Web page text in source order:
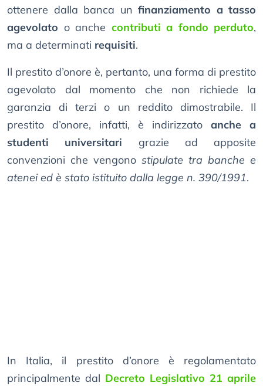
ottenere dalla banca un finanziamento a tasso
agevolato o anche contributi a fondo perduto,
ma a determinati requisiti.
Il prestito d’onore è, pertanto, una forma di prestito
agevolato dal momento che non richiede la
garanzia di terzi o un reddito dimostrabile. Il
prestito d’onore, infatti, è indirizzato anche a
studenti universitari grazie ad apposite
convenzioni che vengono stipulate tra banche e
atenei ed è stato istituito dalla legge n. 390/1991.
In Italia, il prestito d’onore è regolamentato
principalmente dal Decreto Legislativo 21 aprile